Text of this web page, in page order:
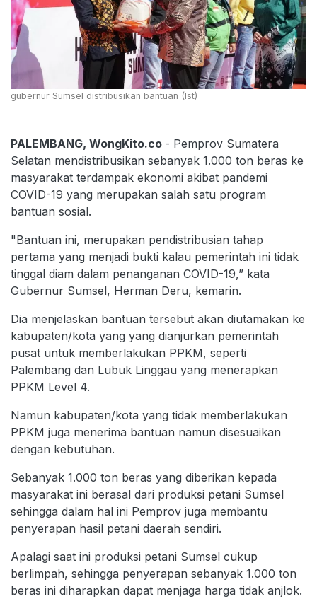
gubernur Sumsel distribusikan bantuan (Ist)
PALEMBANG, WongKito.co - Pemprov Sumatera
Selatan mendistribusikan sebanyak 1.000 ton beras ke
masyarakat terdampak ekonomi akibat pandemi
COVID-19 yang merupakan salah satu program
bantuan sosial.
"Bantuan ini, merupakan pendistribusian tahap
pertama yang menjadi bukti kalau pemerintah ini tidak
tinggal diam dalam penanganan COVID-19,” kata
Gubernur Sumsel, Herman Deru, kemarin.
Dia menjelaskan bantuan tersebut akan diutamakan ke
kabupaten/kota yang yang dianjurkan pemerintah
pusat untuk memberlakukan PPKM, seperti
Palembang dan Lubuk Linggau yang menerapkan
PPKM Level 4.
Namun kabupaten/kota yang tidak memberlakukan
PPKM juga menerima bantuan namun disesuaikan
dengan kebutuhan.
Sebanyak 1.000 ton beras yang diberikan kepada
masyarakat ini berasal dari produksi petani Sumsel
sehingga dalam hal ini Pemprov juga membantu
penyerapan hasil petani daerah sendiri.
Apalagi saat ini produksi petani Sumsel cukup
berlimpah, sehingga penyerapan sebanyak 1.000 ton
beras ini diharapkan dapat menjaga harga tidak anjlok.